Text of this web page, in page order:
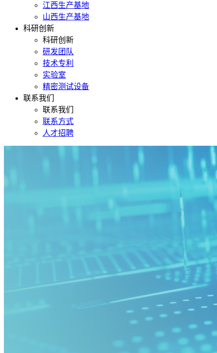
江西生产基地
山西生产基地
科研创新
科研创新
研发团队
技术专利
实验室
精密测试设备
联系我们
联系我们
联系方式
人才招聘